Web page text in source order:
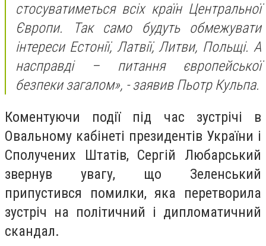
стосуватиметься всіх країн Центральної
Європи. Так само будуть обмежувати
інтереси Естонії, Латвії, Литви, Польщі. А
насправді – питання європейської
безпеки загалом», - заявив Пьотр Кульпа.
Коментуючи події під час зустрічі в
Овальному кабінеті президентів України і
Сполучених Штатів, Сергій Любарський
звернув увагу, що Зеленський
припустився помилки, яка перетворила
зустріч на політичний і дипломатичний
скандал.